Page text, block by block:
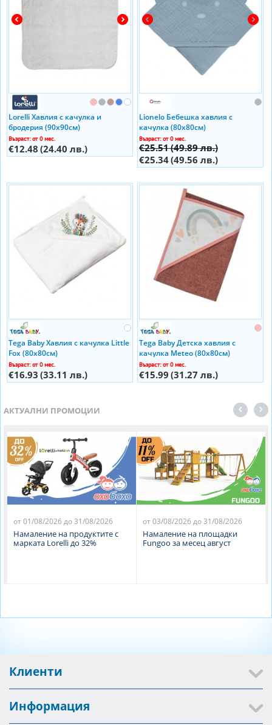
Lorelli Хавлия с качулка и
бродерия (90х90см)
Възраст: от 0 мес.
€12.48 (24.40 лв.)
Lionelo Бебешка хавлия с
качулка (80x80см)
Възраст: от 0 мес.
€25.51(49.89 лв.)
€25.34(49.56 лв.)
Tega Baby Хавлия с качулка Little
Fox (80х80см)
Възраст: от 0 мес.
€16.93 (33.11 лв.)
Tega Baby Детска хавлия с
качулка Meteo (80x80см)
Възраст: от 0 мес.
€15.99 (31.27 лв.)
АКТУАЛНИ ПРОМОЦИИ
от 01/08/2026 до 31/08/2026
Намаление на продуктите с
марката Lorelli до 32%
от 03/08/2026 до 31/08/2026
Намаление на площадки
Fungoo за месец август
Клиенти
Информация